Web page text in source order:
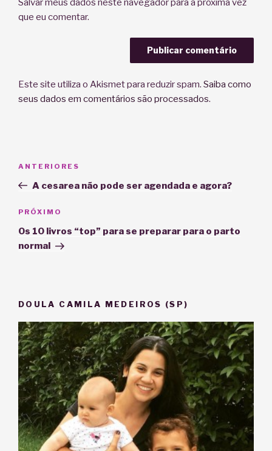
que eu comentar.
Este site utiliza o Akismet para reduzir spam. Saiba como
seus dados em comentários são processados.
Post
Post
anterior
ANTERIORES
A cesarea não pode ser agendada e agora?
Próximo
post
PRÓXIMO
Os 10 livros “top” para se preparar para o parto
normal
DOULA CAMILA MEDEIROS (SP)